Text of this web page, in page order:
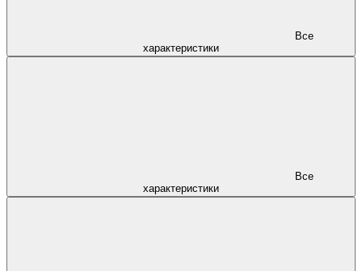
характеристики
характеристики